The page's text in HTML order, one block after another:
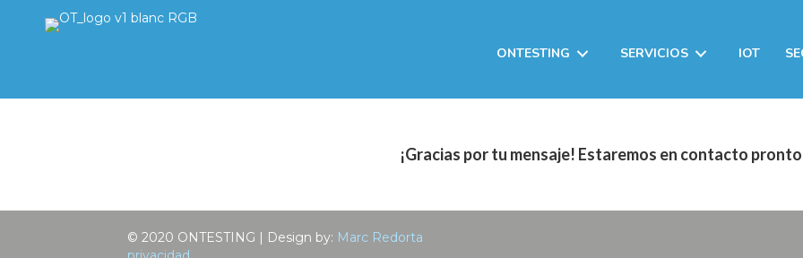
ONTESTING SERVICIOS IOT
¡Gracias por tu mensaje! Estaremos en contacto
© 2020 ONTESTING | Design by: Marc Redorta